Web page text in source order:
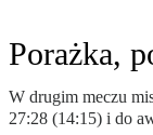
Porażka,
W drugim meczu
27:28 (14:15) i do